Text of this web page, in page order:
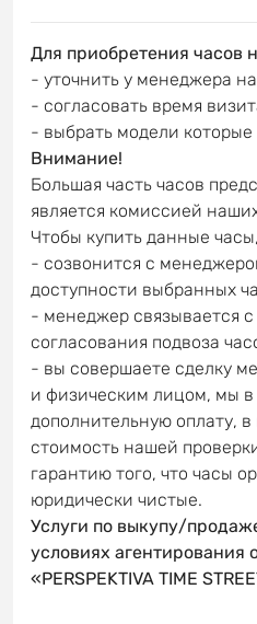
Для приобретения часов
- уточнить у менеджера
- согласовать время
- выбрать модели которые
Внимание!
Большая часть часов
является комиссией
Чтобы купить данные
- созвонится с
доступности выбранных
- менеджер связывается
согласования подвоза
- вы совершаете сделку
и физическим лицом, мы в
дополнительную оплату,
стоимость нашей
гарантию того, что часы
юридически чистые.
Услуги по выкупу/
условиях агентирования
«PERSPEKTIVA TIME